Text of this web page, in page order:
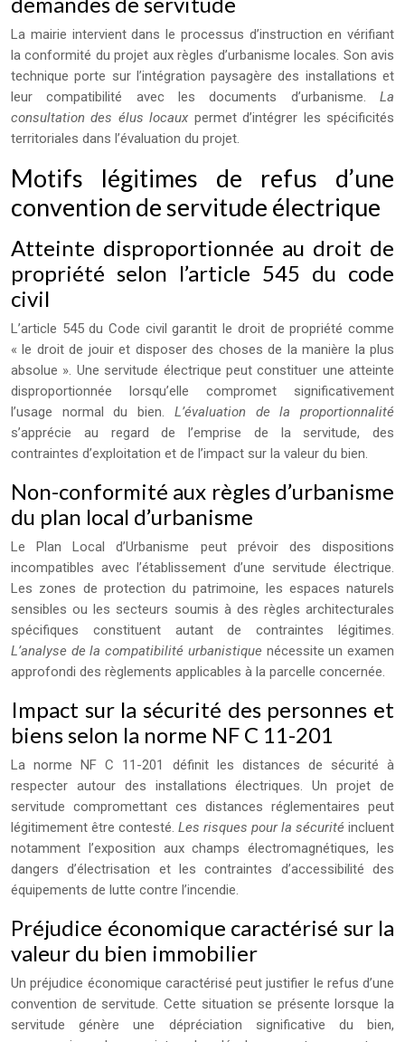
La mairie intervient dans le processus d’instruction en vérifiant
la conformité du projet aux règles d’urbanisme locales. Son avis
technique porte sur l’intégration paysagère des installations et
leur compatibilité avec les documents d’urbanisme. La
consultation des élus locaux permet d’intégrer les spécificités
territoriales dans l’évaluation du projet.
Motifs légitimes de refus d’une
convention de servitude électrique
Atteinte disproportionnée au droit de
propriété selon l’article 545 du code
civil
L’article 545 du Code civil garantit le droit de propriété comme
« le droit de jouir et disposer des choses de la manière la plus
absolue ». Une servitude électrique peut constituer une atteinte
disproportionnée lorsqu’elle compromet significativement
l’usage normal du bien. L’évaluation de la proportionnalité
s’apprécie au regard de l’emprise de la servitude, des
contraintes d’exploitation et de l’impact sur la valeur du bien.
Non-conformité aux règles d’urbanisme
du plan local d’urbanisme
Le Plan Local d’Urbanisme peut prévoir des dispositions
incompatibles avec l’établissement d’une servitude électrique.
Les zones de protection du patrimoine, les espaces naturels
sensibles ou les secteurs soumis à des règles architecturales
spécifiques constituent autant de contraintes légitimes.
L’analyse de la compatibilité urbanistique nécessite un examen
approfondi des règlements applicables à la parcelle concernée.
Impact sur la sécurité des personnes et
biens selon la norme NF C 11-201
La norme NF C 11-201 définit les distances de sécurité à
respecter autour des installations électriques. Un projet de
servitude compromettant ces distances réglementaires peut
légitimement être contesté. Les risques pour la sécurité incluent
notamment l’exposition aux champs électromagnétiques, les
dangers d’électrisation et les contraintes d’accessibilité des
équipements de lutte contre l’incendie.
Préjudice économique caractérisé sur la
valeur du bien immobilier
Un préjudice économique caractérisé peut justifier le refus d’une
convention de servitude. Cette situation se présente lorsque la
servitude génère une dépréciation significative du bien,